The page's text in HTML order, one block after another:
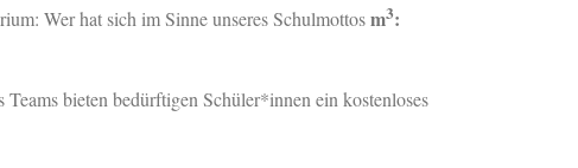
Wer hat sich im Sinne unseres Schulmottosm3:
bieten bedürftigen Schüler*innen ein kostenloses